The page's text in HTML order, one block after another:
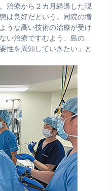
治療から２カ月経過した現
は良好だという。同院の増
うな高い技術の治療が受け
い治療ですむよう、島の
性を周知していきたい」と